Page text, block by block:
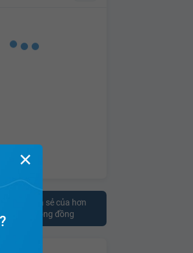
ý kiến chia sẻ của hơn
trên cộng đồng
✕